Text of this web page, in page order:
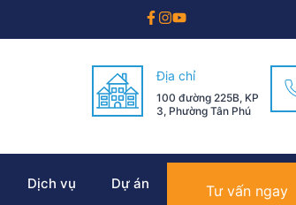
Địa chỉ
100 đường 225B, KP
3, Phường Tân Phú
Dịch vụ Dự án Tư vấn ngay